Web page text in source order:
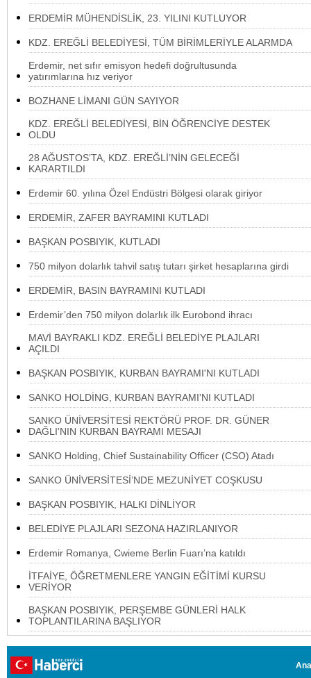
ERDEMİR MÜHENDİSLİK, 23. YILINI KUTLUYOR
KDZ. EREĞLİ BELEDİYESİ, TÜM BİRİMLERİYLE ALARMDA
Erdemir, net sıfır emisyon hedefi doğrultusunda
yatırımlarına hız veriyor
BOZHANE LİMANI GÜN SAYIYOR
KDZ. EREĞLİ BELEDİYESİ, BİN ÖĞRENCİYE DESTEK
OLDU
28 AĞUSTOS’TA, KDZ. EREĞLİ’NİN GELECEĞİ
KARARTILDI
Erdemir 60. yılına Özel Endüstri Bölgesi olarak giriyor
ERDEMİR, ZAFER BAYRAMINI KUTLADI
BAŞKAN POSBIYIK, KUTLADI
750 milyon dolarlık tahvil satış tutarı şirket hesaplarına girdi
ERDEMİR, BASIN BAYRAMINI KUTLADI
Erdemir’den 750 milyon dolarlık ilk Eurobond ihracı
MAVİ BAYRAKLI KDZ. EREĞLİ BELEDİYE PLAJLARI
AÇILDI
BAŞKAN POSBIYIK, KURBAN BAYRAMI'NI KUTLADI
SANKO HOLDİNG, KURBAN BAYRAMI'NI KUTLADI
SANKO ÜNİVERSİTESİ REKTÖRÜ PROF. DR. GÜNER
DAĞLI'NIN KURBAN BAYRAMI MESAJI
SANKO Holding, Chief Sustainability Officer (CSO) Atadı
SANKO ÜNİVERSİTESİ’NDE MEZUNİYET COŞKUSU
BAŞKAN POSBIYIK, HALKI DİNLİYOR
BELEDİYE PLAJLARI SEZONA HAZIRLANIYOR
Erdemir Romanya, Cwieme Berlin Fuarı’na katıldı
İTFAİYE, ÖĞRETMENLERE YANGIN EĞİTİMİ KURSU
VERİYOR
BAŞKAN POSBIYIK, PERŞEMBE GÜNLERİ HALK
TOPLANTILARINA BAŞLIYOR